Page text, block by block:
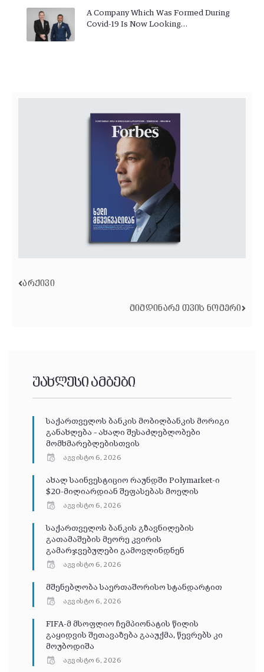
A Company Which Was Formed During
Covid-19 Is Now Looking…
ᲐᲠᲥᲘᲕᲘ
ᲛᲘᲛᲓᲘᲜᲐᲠᲔ ᲗᲕᲘᲡ ᲜᲝᲛᲔᲠᲘ
უახლესი ამბები
საქართველოს ბანკის მობილბანკის მორიგი
განახლება – ახალი შესაძლებლობები
მომხმარებლებისთვის
აგვისტო 6, 2026
ახალ საინვესტიციო რაუნდში Polymarket-ი
$20-მილიარდიან შეფასებას მოელის
აგვისტო 6, 2026
საქართველოს ბანკის გზავნილების
გათამაშების მეორე კვირის
გამარჯვებულები გამოვლინდნენ
აგვისტო 6, 2026
მშენებლობა საერთაშორისო სტანდარტით
აგვისტო 6, 2026
FIFA-მ მსოფლიო ჩემპიონატის წილის
გაყიდვის შეთავაზება გააუქმა, წევრებს კი
მოუბოდიშა
აგვისტო 6, 2026